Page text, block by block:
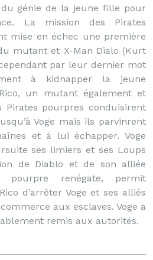
génie de la jeune fille pour
La mission des Pirates
mise en échec une première
mutant et X-Man Dialo (Kurt
par leur dernier mot
à kidnapper la jeune
un mutant également et
Pirates pourpres conduisirent
Voge mais ils parvinrent
et à lui échapper. Voge
ses limiers et ses Loups
de Diablo et de son alliée
pourpre renégate, permit
d’arrêter Voge et ses alliés
aux esclaves. Voge a
remis aux autorités.